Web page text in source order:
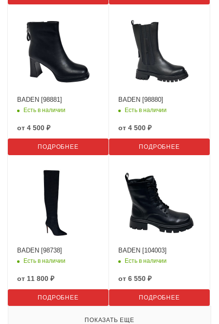
BADEN [98881]
Есть в наличии
от 4 500 ₽
ПОДРОБНЕЕ
BADEN [98880]
Есть в наличии
от 4 500 ₽
ПОДРОБНЕЕ
BADEN [98738]
Есть в наличии
от 11 800 ₽
ПОДРОБНЕЕ
BADEN [104003]
Есть в наличии
от 6 550 ₽
ПОДРОБНЕЕ
ПОКАЗАТЬ ЕЩЕ